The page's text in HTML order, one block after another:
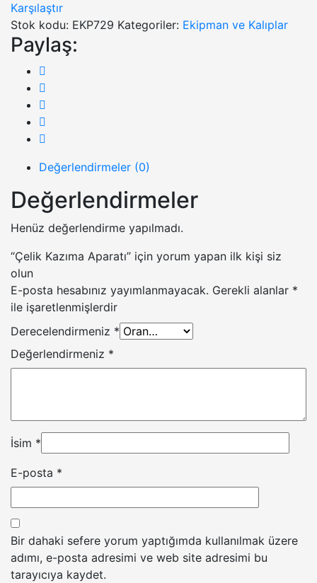
Karşılaştır
Stok kodu: EKP729 Kategoriler: Ekipman ve Kalıplar
Paylaş:
Değerlendirmeler (0)
Değerlendirmeler
Henüz değerlendirme yapılmadı.
“Çelik Kazıma Aparatı” için yorum yapan ilk kişi siz
olun
E-posta hesabınız yayımlanmayacak. Gerekli alanlar *
ile işaretlenmişlerdir
Derecelendirmeniz *
Değerlendirmeniz *
İsim *
E-posta *
Bir dahaki sefere yorum yaptığımda kullanılmak üzere
adımı, e-posta adresimi ve web site adresimi bu
tarayıcıya kaydet.